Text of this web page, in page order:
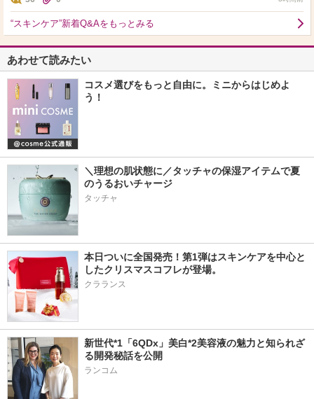
“スキンケア”新着Q&Aをもっとみる
あわせて読みたい
コスメ選びをもっと自由に。ミニからはじめよ
う！
＼理想の肌状態に／タッチャの保湿アイテムで夏
のうるおいチャージ
タッチャ
本日ついに全国発売！第1弾はスキンケアを中心と
したクリスマスコフレが登場。
クラランス
新世代*1「6QDx」美白*2美容液の魅力と知られざ
る開発秘話を公開
ランコム